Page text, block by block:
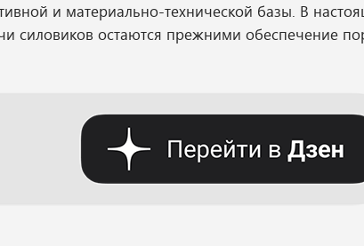
и материально-технической базы. В
силовиков остаются прежними обеспечение